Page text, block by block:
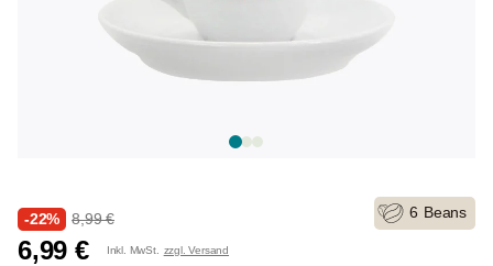
-22% 8,99 €
6,99 € Inkl. MwSt. zzgl. Versand
6 Beans